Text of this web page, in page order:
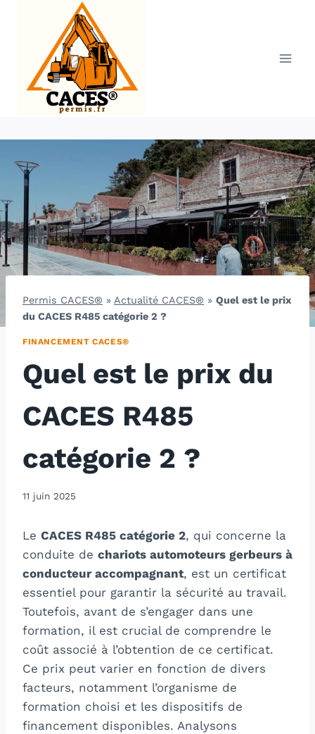
Permis CACES® » Actualité CACES® » Quel est le prix
du CACES R485 catégorie 2 ?
FINANCEMENT CACES®
Quel est le prix du
CACES R485
catégorie 2 ?
11 juin 2025
Le CACES R485 catégorie 2, qui concerne la
conduite de chariots automoteurs gerbeurs à
conducteur accompagnant, est un certificat
essentiel pour garantir la sécurité au travail.
Toutefois, avant de s’engager dans une
formation, il est crucial de comprendre le
coût associé à l’obtention de ce certificat.
Ce prix peut varier en fonction de divers
facteurs, notamment l’organisme de
formation choisi et les dispositifs de
financement disponibles. Analysons